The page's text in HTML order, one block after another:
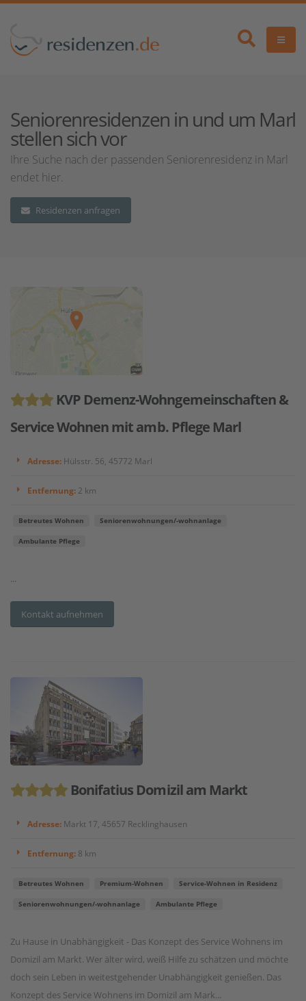
Seniorenresidenzen in und um Marl
stellen sich vor
Ihre Suche nach der passenden Seniorenresidenz in Marl
endet hier.
Residenzen anfragen
KVP Demenz-Wohngemeinschaften &
Service Wohnen mit amb. Pflege Marl
Adresse: Hülsstr. 56, 45772 Marl
Entfernung: 2 km
Betreutes Wohnen Seniorenwohnungen/-wohnanlage
Ambulante Pflege
...
Kontakt aufnehmen
Bonifatius Domizil am Markt
Adresse: Markt 17, 45657 Recklinghausen
Entfernung: 8 km
Betreutes Wohnen Premium-Wohnen Service-Wohnen in Residenz
Seniorenwohnungen/-wohnanlage Ambulante Pflege
Zu Hause in Unabhängigkeit - Das Konzept des Service Wohnens im
Domizil am Markt. Wer älter wird, weiß Hilfe zu schätzen und möchte
doch sein Leben in weitestgehender Unabhängigkeit genießen. Das
Konzept des Service Wohnens im Domizil am Mark...